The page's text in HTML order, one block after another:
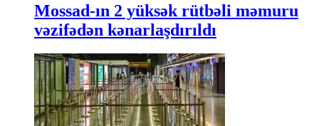
Mossad-ın 2 yüksək rütbəli məmuru
vəzifədən kənarlaşdırıldı